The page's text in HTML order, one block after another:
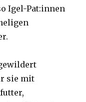
Igel-Pat:innen
sie mit